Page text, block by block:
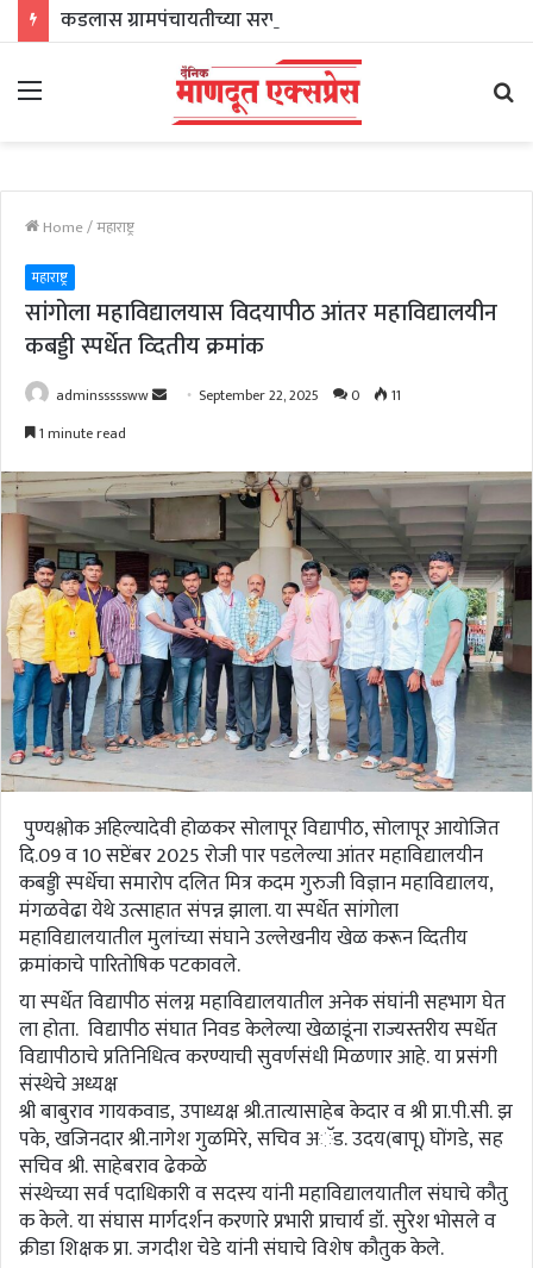
Menu
Home/महाराष्ट्र
महाराष्ट्र
सांगोला महाविद्यालयास विदयापीठ आंतर महाविद्यालयीन
कबड्डी स्पर्धेत व्दितीय क्रमांक
adminsssssww
Send September 22, 2025 0
11
1 minute read
पुण्यश्लोक अहिल्यादेवी होळकर सोलापूर विद्यापीठ, सोलापूर आयोजित
दि.09 व 10 सप्टेंबर 2025 रोजी पार पडलेल्या आंतर महाविद्यालयीन
कबड्डी स्पर्धेचा समारोप दलित मित्र कदम गुरुजी विज्ञान महाविद्यालय,
मंगळवेढा येथे उत्साहात संपन्न झाला. या स्पर्धेत सांगोला
महाविद्यालयातील मुलांच्या संघाने उल्लेखनीय खेळ करून व्दितीय
क्रमांकाचे पारितोषिक पटकावले.
या स्पर्धेत विद्यापीठ संलग्न महाविद्यालयातील अनेक संघांनी सहभाग घेत
ला होता. विद्यापीठ संघात निवड केलेल्या खेळाडूंना राज्यस्तरीय स्पर्धेत
विद्यापीठाचे प्रतिनिधित्व करण्याची सुवर्णसंधी मिळणार आहे. या प्रसंगी
संस्थेचे अध्यक्ष
श्री बाबुराव गायकवाड, उपाध्यक्ष श्री.तात्यासाहेब केदार व श्री प्रा.पी.सी. झ
पके, खजिनदार श्री.नागेश गुळमिरे, सचिव अॅड. उदय(बापू) घोंगडे, सह
सचिव श्री. साहेबराव ढेकळे
संस्थेच्या सर्व पदाधिकारी व सदस्य यांनी महाविद्यालयातील संघाचे कौतु
क केले. या संघास मार्गदर्शन करणारे प्रभारी प्राचार्य डॉ. सुरेश भोसले व
क्रीडा शिक्षक प्रा. जगदीश चेडे यांनी संघाचे विशेष कौतुक केले.